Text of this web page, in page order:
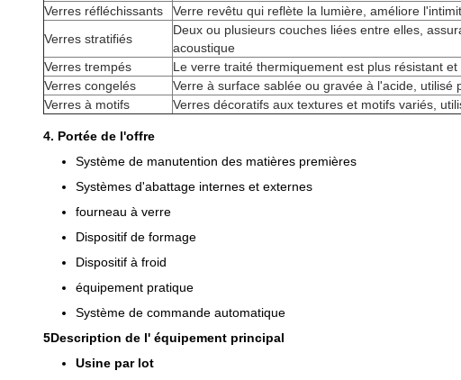
Verres réfléchissants
Verre revêtu qui reflète la lumière, améliore
Verres stratifiés
Deux ou plusieurs couches liées entre elles,
acoustique
Verres trempés
Le verre traité thermiquement est plus résistant
Verres congelés
Verre à surface sablée ou gravée à l'acide, utilisé
Verres à motifs
Verres décoratifs aux textures et motifs variés,
4. Portée de l'offre
Système de manutention des matières premières
Systèmes d'abattage internes et externes
fourneau à verre
Dispositif de formage
Dispositif à froid
équipement pratique
Système de commande automatique
5Description de l' équipement principal
Usine par lot